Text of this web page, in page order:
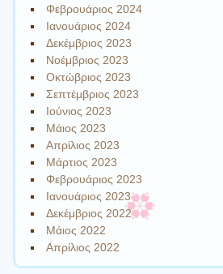
Φεβρουάριος 2024
Ιανουάριος 2024
Δεκέμβριος 2023
Νοέμβριος 2023
Οκτώβριος 2023
Σεπτέμβριος 2023
Ιούνιος 2023
Μάιος 2023
Απρίλιος 2023
Μάρτιος 2023
Φεβρουάριος 2023
Ιανουάριος 2023
Δεκέμβριος 2022
Μάιος 2022
Απρίλιος 2022